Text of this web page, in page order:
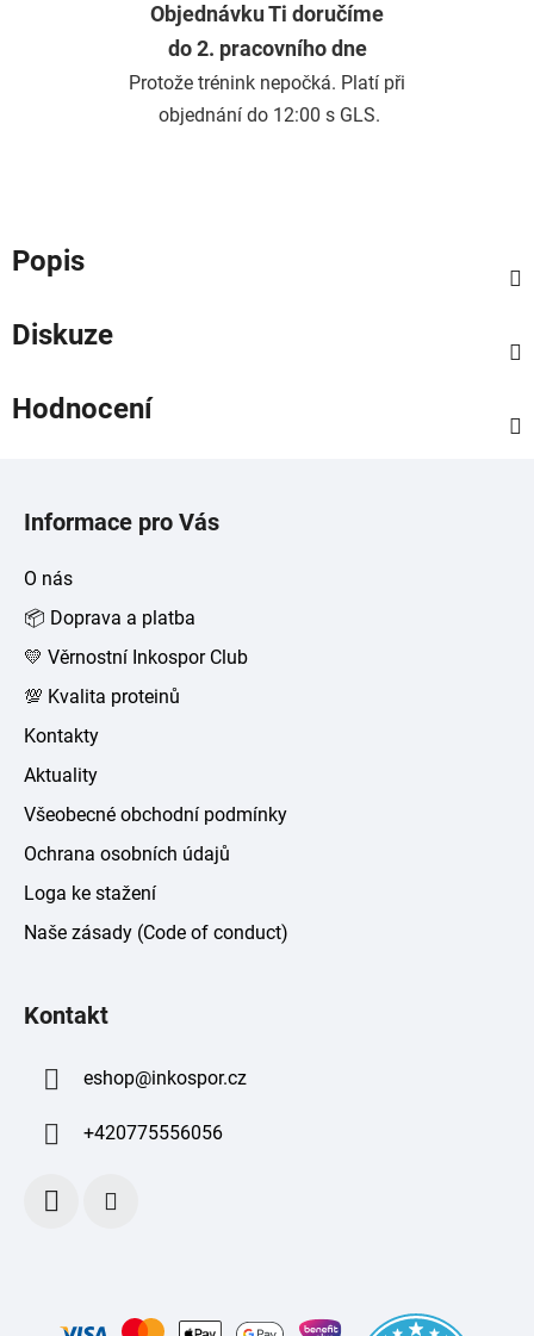
Objednávku Ti doručíme
do 2. pracovního dne
Protože trénink nepočká. Platí při
objednání do 12:00 s GLS.
Popis
Diskuze
Hodnocení
Informace pro Vás
O nás
📦 Doprava a platba
💛 Věrnostní Inkospor Club
💯 Kvalita proteinů
Kontakty
Aktuality
Všeobecné obchodní podmínky
Ochrana osobních údajů
Loga ke stažení
Naše zásady (Code of conduct)
Kontakt
eshop@inkospor.cz
+420775556056